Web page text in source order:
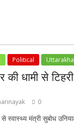
Political
धामी से
0
स्वास्थ्य मंत्री सुबोध